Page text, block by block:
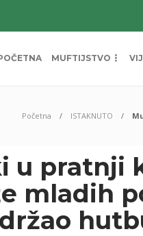
MUFTIJSTVO
Početna ISTAKNUTO
u pratnji
mladih